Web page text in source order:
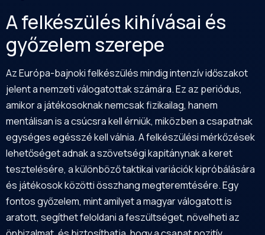
A felkészülés kihívásai és
győzelem szerepe
Az Európa-bajnoki felkészülés mindig intenzív időszakot
jelent a nemzeti válogatottak számára. Ez az periódus,
amikor a játékosoknak nemcsak fizikailag, hanem
mentálisan is a csúcsra kell érniük, miközben a csapatnak
egységes egésszé kell válnia. A felkészülési mérkőzések
lehetőséget adnak a szövetségi kapitánynak a keret
tesztelésére, a különböző taktikai variációk kipróbálására
és játékosok közötti összhang megteremtésére. Egy
fontos győzelem, mint amilyet a magyar válogatott is
aratott, segíthet feloldani a feszültséget, növelheti az